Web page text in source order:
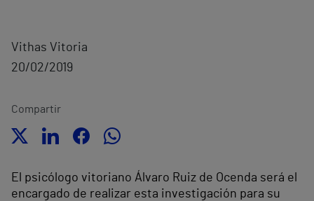
Vithas Vitoria
20/02/2019
Compartir
El psicólogo vitoriano Álvaro Ruiz de Ocenda será el
encargado de realizar esta investigación para su